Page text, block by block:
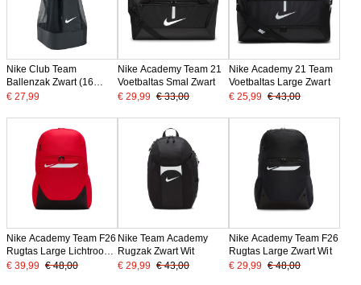
Nike Club Team
Ballenzak Zwart (16
ballen)
€ 27,99
Nike Academy Team 21
Voetbaltas Smal Zwart
€ 29,99 € 33,00
Nike Academy 21 Team
Voetbaltas Large Zwart
€ 25,99 € 43,00
Nike Academy Team F26
Rugtas Large Lichtrood
Zwart
€ 39,99 € 48,00
Nike Team Academy
Rugzak Zwart Wit
€ 29,99 € 43,00
Nike Academy Team F26
Rugtas Large Zwart Wit
€ 29,99 € 48,00